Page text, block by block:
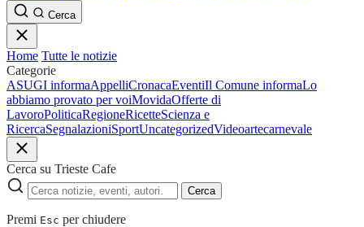
Cerca
Home Tutte le notizie
Categorie
ASUGI informaAppelliCronacaEventiIl Comune informaLo
abbiamo provato per voiMovidaOfferte di
LavoroPoliticaRegioneRicetteScienza e
RicercaSegnalazioniSportUncategorizedVideoartecarnevale
Cerca su Trieste Cafe
Cerca
Premi Esc per chiudere